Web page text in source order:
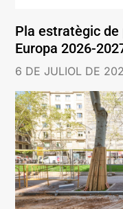
Pla estratègic
Europa 2026-
6 DE JULIOL DE